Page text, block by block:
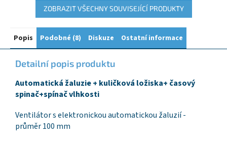
ZOBRAZIT VŠECHNY SOUVISEJÍCÍ PRODUKTY
Popis Podobné (8) Diskuze Ostatní informace
Detailní popis produktu
Automatická žaluzie + kuličková ložiska+ časový
spinač+spínač vlhkosti
Ventilátor s elektronickou automatickou žaluzií -
průměr 100 mm